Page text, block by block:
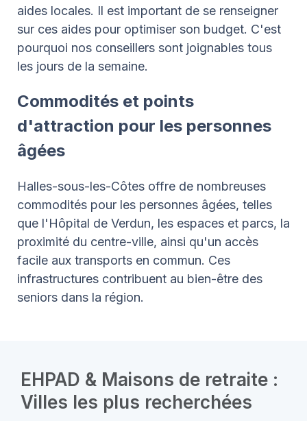
aides locales. Il est important de se renseigner
sur ces aides pour optimiser son budget. C'est
pourquoi nos conseillers sont joignables tous
les jours de la semaine.
Commodités et points
d'attraction pour les personnes
âgées
Halles-sous-les-Côtes offre de nombreuses
commodités pour les personnes âgées, telles
que l'Hôpital de Verdun, les espaces et parcs, la
proximité du centre-ville, ainsi qu'un accès
facile aux transports en commun. Ces
infrastructures contribuent au bien-être des
seniors dans la région.
EHPAD & Maisons de retraite :
Villes les plus recherchées